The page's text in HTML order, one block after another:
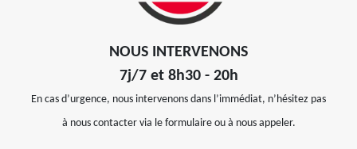
NOUS INTERVENONS
7j/7 et 8h30 - 20h
En cas d’urgence, nous intervenons dans l’immédiat, n’hésitez pas
à nous contacter via le formulaire ou à nous appeler.